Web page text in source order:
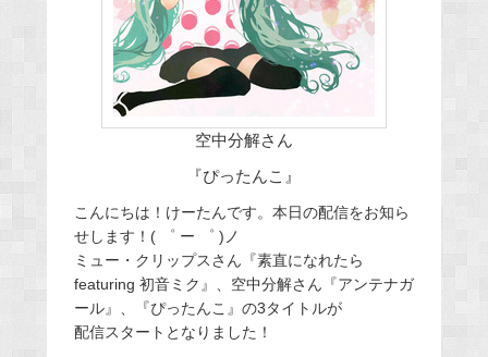
空中分解さん
『ぴったんこ』
こんにちは！けーたんです。本日の配信をお知ら
せします！( ゜ ー ゜ )ノ
ミュー・クリップスさん『素直になれたら
featuring 初音ミク』、空中分解さん『アンテナガ
ール』、『ぴったんこ』の3タイトルが
配信スタートとなりました！